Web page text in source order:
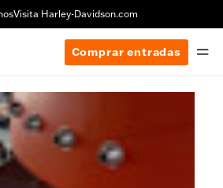
Visita Harley-Davidson.com
Comprar entradas